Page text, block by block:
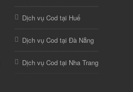
Dịch vụ Cod tại Huế
Dịch vụ Cod tại Đà Nẵng
Dịch vụ Cod tại Nha Trang